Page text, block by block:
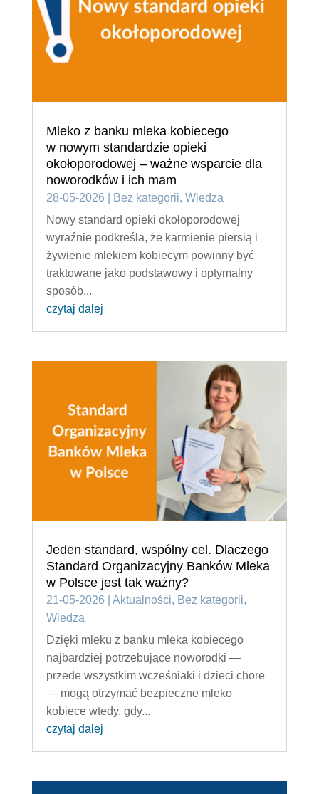
Mleko z banku mleka kobiecego
w nowym standardzie opieki
okołoporodowej – ważne wsparcie dla
noworodków i ich mam
28-05-2026 Bez kategorii, Wiedza
Nowy standard opieki okołoporodowej
wyraźnie podkreśla, że karmienie piersią i
żywienie mlekiem kobiecym powinny być
traktowane jako podstawowy i optymalny
sposób...
czytaj dalej
Jeden standard, wspólny cel. Dlaczego
Standard Organizacyjny Banków Mleka
w Polsce jest tak ważny?
21-05-2026 Aktualności, Bez kategorii,
Wiedza
Dzięki mleku z banku mleka kobiecego
najbardziej potrzebujące noworodki —
przede wszystkim wcześniaki i dzieci chore
— mogą otrzymać bezpieczne mleko
kobiece wtedy, gdy...
czytaj dalej